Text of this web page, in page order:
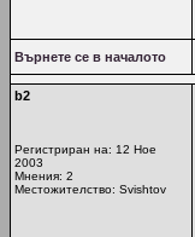
Върнете се в началото
b2
Регистриран на: 12 Ное
2003
Мнения: 2
Местожителство: Svishtov